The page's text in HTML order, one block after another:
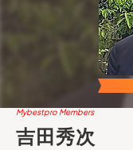
Mybestpro Members
吉田秀次